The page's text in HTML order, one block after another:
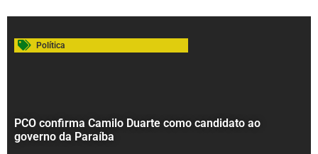
Política
PCO confirma Camilo Duarte como candidato ao
governo da Paraíba